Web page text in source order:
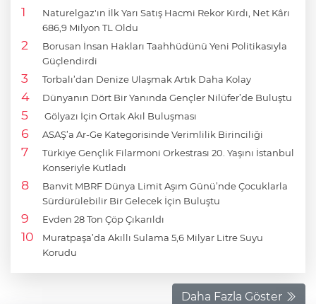
Naturelgaz'ın İlk Yarı Satış Hacmi Rekor Kırdı, Net Kârı
686,9 Milyon TL Oldu
Borusan İnsan Hakları Taahhüdünü Yeni Politikasıyla
Güçlendirdi
Torbalı’dan Denize Ulaşmak Artık Daha Kolay
Dünyanın Dört Bir Yanında Gençler Nilüfer’de Buluştu
Gölyazı İçin Ortak Akıl Buluşması
ASAŞ’a Ar-Ge Kategorisinde Verimlilik Birinciliği
Türkiye Gençlik Filarmoni Orkestrası 20. Yaşını İstanbul
Konseriyle Kutladı
Banvit MBRF Dünya Limit Aşım Günü’nde Çocuklarla
Sürdürülebilir Bir Gelecek İçin Buluştu
Evden 28 Ton Çöp Çıkarıldı
Muratpaşa’da Akıllı Sulama 5,6 Milyar Litre Suyu
Korudu
Daha Fazla Göster